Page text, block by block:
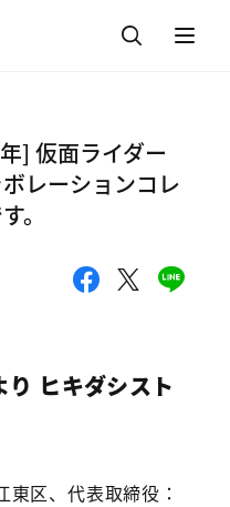
] 仮面ライダー
レーションコレ
。
ヒキダシスト
区、代表取締役：